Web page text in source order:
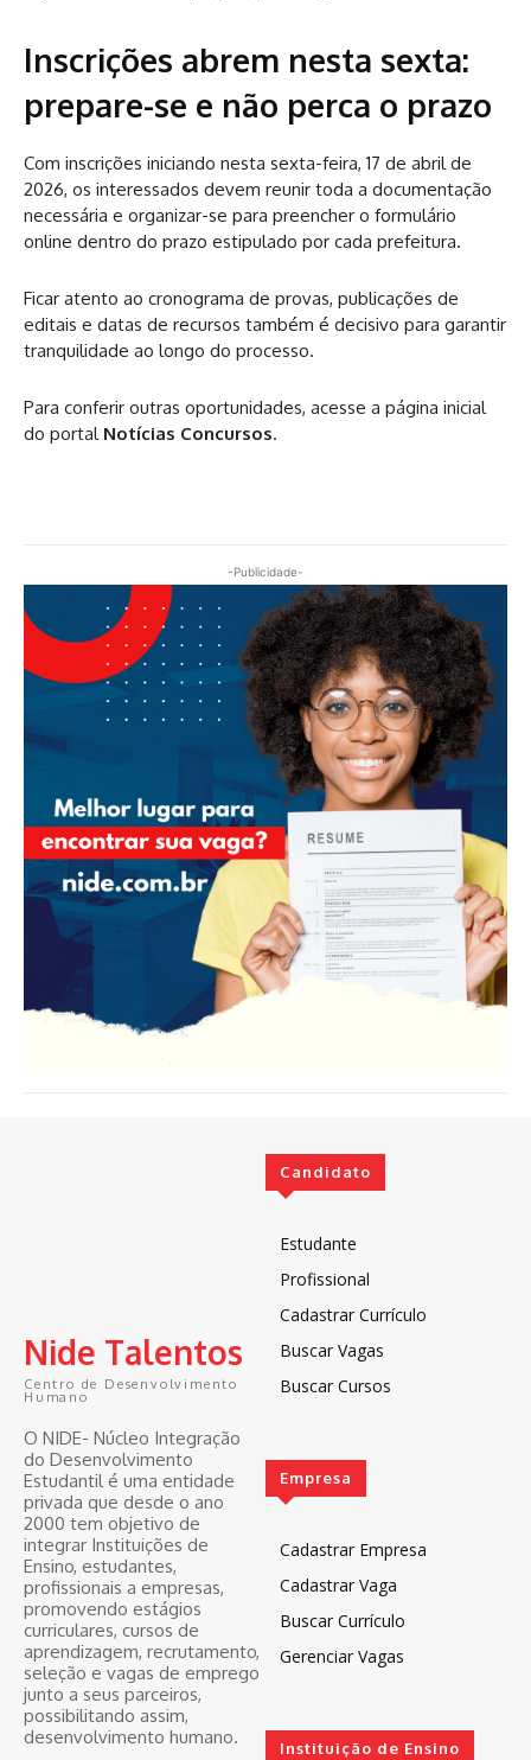
Inscrições abrem nesta sexta:
prepare-se e não perca o prazo
Com inscrições iniciando nesta sexta-feira, 17 de abril de
2026, os interessados devem reunir toda a documentação
necessária e organizar-se para preencher o formulário
online dentro do prazo estipulado por cada prefeitura.
Ficar atento ao cronograma de provas, publicações de
editais e datas de recursos também é decisivo para garantir
tranquilidade ao longo do processo.
Para conferir outras oportunidades, acesse a página inicial
do portal Notícias Concursos.
-Publicidade-
Nide Talentos
Centro de Desenvolvimento
Humano
O NIDE- Núcleo Integração
do Desenvolvimento
Estudantil é uma entidade
privada que desde o ano
2000 tem objetivo de
integrar Instituições de
Ensino, estudantes,
profissionais a empresas,
promovendo estágios
curriculares, cursos de
aprendizagem, recrutamento,
seleção e vagas de emprego
junto a seus parceiros,
possibilitando assim,
desenvolvimento humano.
Candidato
Estudante
Profissional
Cadastrar Currículo
Buscar Vagas
Buscar Cursos
Empresa
Cadastrar Empresa
Cadastrar Vaga
Buscar Currículo
Gerenciar Vagas
Instituição de Ensino